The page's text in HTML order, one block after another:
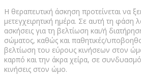
Η θεραπευτική άσκηση προτείνεται να
μετεγχειρητική ημέρα. Σε αυτή τη φάση
ασκήσεις για τη βελτίωση και/ή
σώματος, καθώς και παθητικές/
βελτίωση του εύρους κινήσεων στον
καρπό και την άκρα χείρα, σε συνδυασμό
κινήσεις στον ώμο.